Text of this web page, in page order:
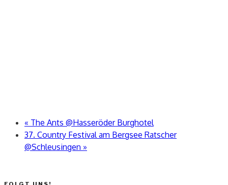
« The Ants @Hasseröder Burghotel
37. Country Festival am Bergsee Ratscher
@Schleusingen »